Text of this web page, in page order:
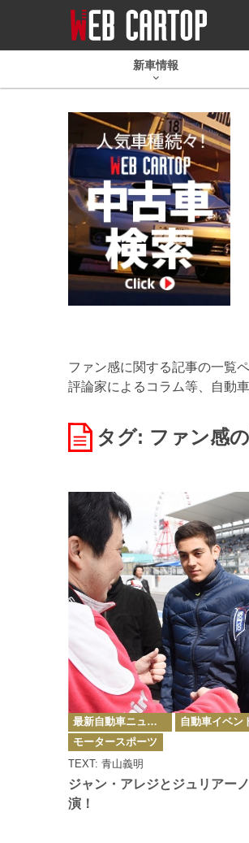
新車情報
ファン感に関する記事の一覧
評論家によるコラム等、自動
タグ: ファン感
ジャン・アレジとジュリアー
演！
TEXT: 青山義明
カ
テ
ゴ
リ
ー
最新自動車ニュース
モータースポーツ